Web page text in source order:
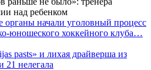
органы начали уголовный процесс
юношеского хоккейного клуба…
pasts» и лихая драйверша из
21 нелегала